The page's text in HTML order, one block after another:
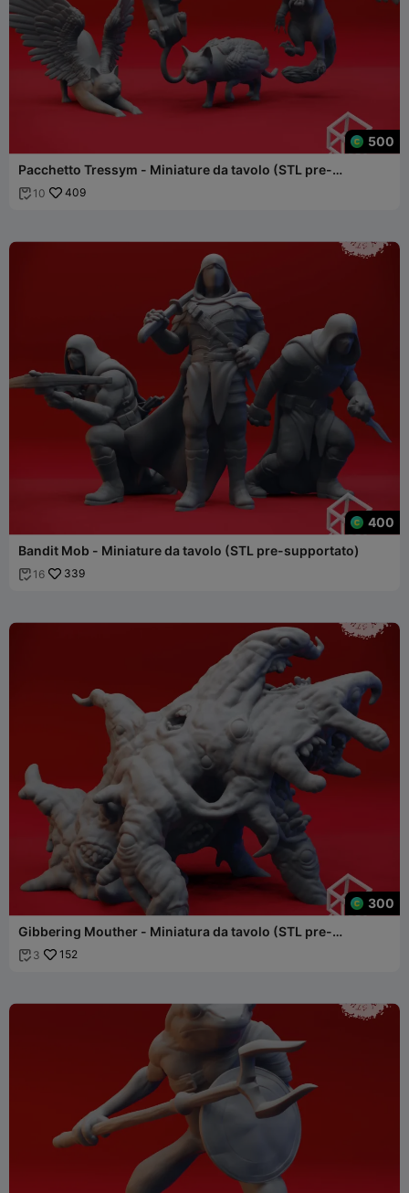
500
Pacchetto Tressym - Miniature da tavolo (STL pre-
supportato)
 10 409
400
Bandit Mob - Miniature da tavolo (STL pre-supportato)
 16 339
300
Gibbering Mouther - Miniatura da tavolo (STL pre-
supportato)
 3 152